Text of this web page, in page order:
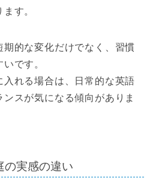
す。
的な変化だけでなく、習慣
です。
れる場合は、日常的な英語
スが気になる傾向がありま
の実感の違い